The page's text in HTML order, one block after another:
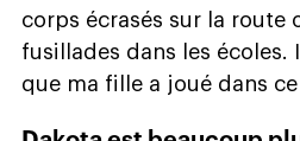
corps écrasés sur la route
fusillades dans les écoles.
que ma fille a joué dans